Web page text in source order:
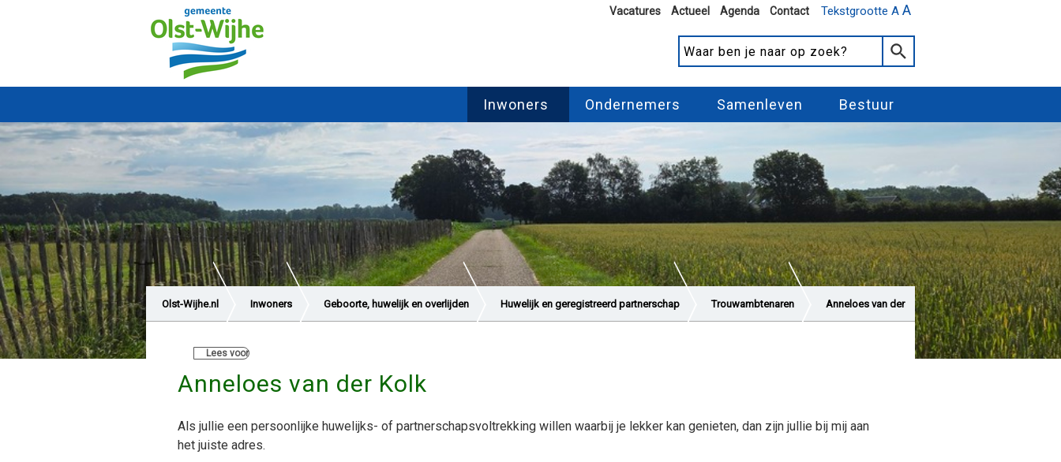
Tekstgrootte A A
Vacatures Actueel Agenda Contact
Inwoners Ondernemers Samenleven Bestuur
Olst-Wijhe.nl Inwoners Geboorte, huwelijk en overlijden Huwelijk en geregistreerd partnerschap Trouwambtenaren Anneloes van der
Lees voor
Anneloes van der Kolk
Als jullie een persoonlijke huwelijks- of partnerschapsvoltrekking willen waarbij je lekker kan genieten, dan zijn jullie bij mij aan
het juiste adres.